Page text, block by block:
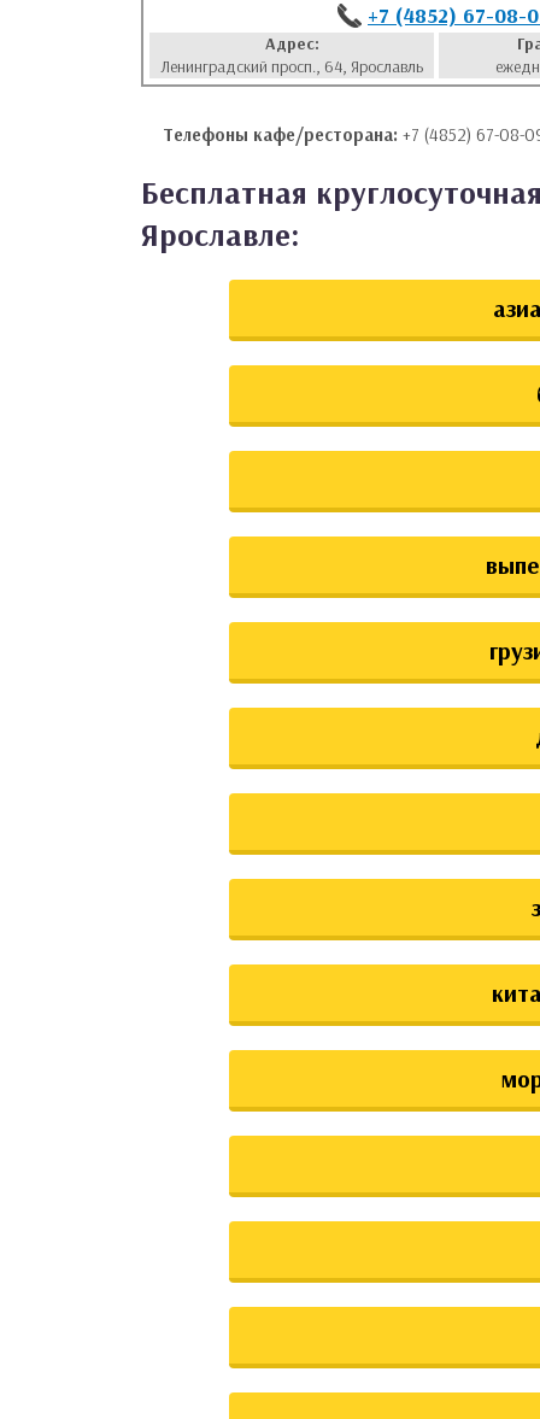
+7 (4852) 67-08-
Адрес:
Ленинградский просп., 64, Ярославль
Телефоны кафе/ресторана: +7 (4852) 67-08-
Бесплатная
Ярославле: